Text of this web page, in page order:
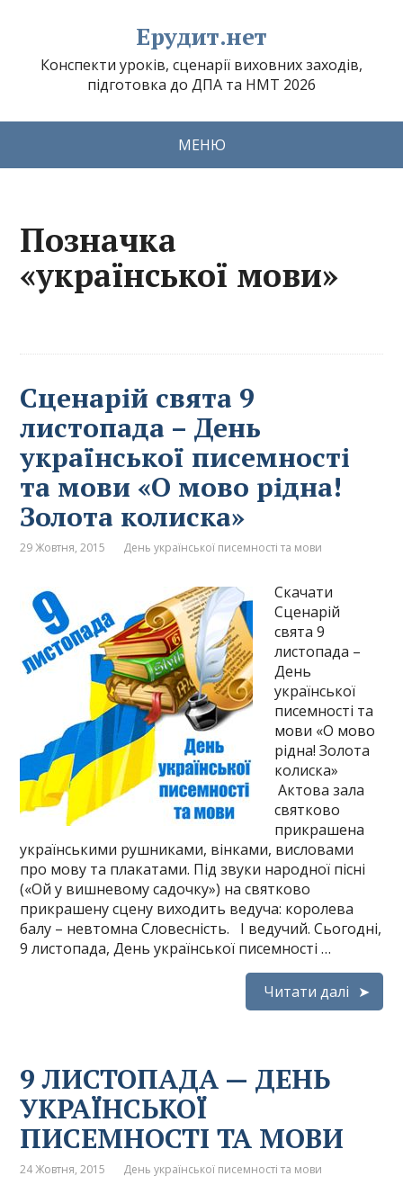
Ерудит.нет
Конспекти уроків, сценарії виховних заходів,
підготовка до ДПА та НМТ 2026
МЕНЮ
Позначка
«української мови»
Сценарій свята 9
листопада – День
української писемності
та мови «О мово рідна!
Золота колиска»
29 Жовтня, 2015 День української писемності та мови
Скачати
Сценарій
свята 9
листопада –
День
української
писемності та
мови «О мово
рідна! Золота
колиска»
Актова зала
святково
прикрашена
українськими рушниками, вінками, висловами
про мову та плакатами. Під звуки народної пісні
(«Ой у вишневому садочку») на святково
прикрашену сцену виходить ведуча: королева
балу – невтомна Словесність. І ведучий. Сьогодні,
9 листопада, День української писемності …
Читати далі
9 ЛИСТОПАДА — ДЕНЬ
УКРАЇНСЬКОЇ
ПИСЕМНОСТІ ТА МОВИ
24 Жовтня, 2015 День української писемності та мови